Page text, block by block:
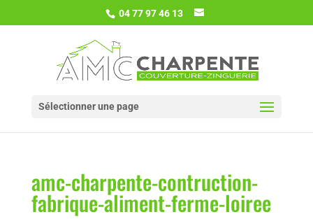
04 77 97 46 13
Sélectionner une page
amc-charpente-contruction-
fabrique-aliment-ferme-loiree